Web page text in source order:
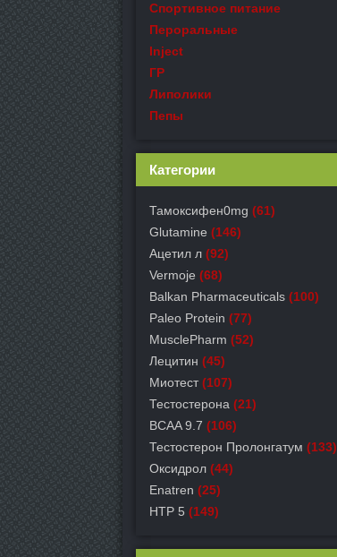
Спортивное питание
Пероральные
Inject
ГР
Липолики
Пепы
Категории
Тамоксифен0mg (61)
Glutamine (146)
Ацетил л (92)
Vermoje (68)
Balkan Pharmaceuticals (100)
Paleo Protein (77)
MusclePharm (52)
Лецитин (45)
Миотест (107)
Тестостерона (21)
BCAA 9.7 (106)
Тестостерон Пролонгатум (133)
Оксидрол (44)
Enatren (25)
HTP 5 (149)